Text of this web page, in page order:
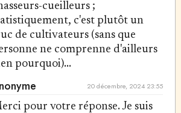
cueilleurs ;
c'est plutôt un
de cultivateurs (sans que
ne comprenne d'ailleurs
pourquoi)...
20 décembre, 2024 23:55
pour votre réponse. Je suis